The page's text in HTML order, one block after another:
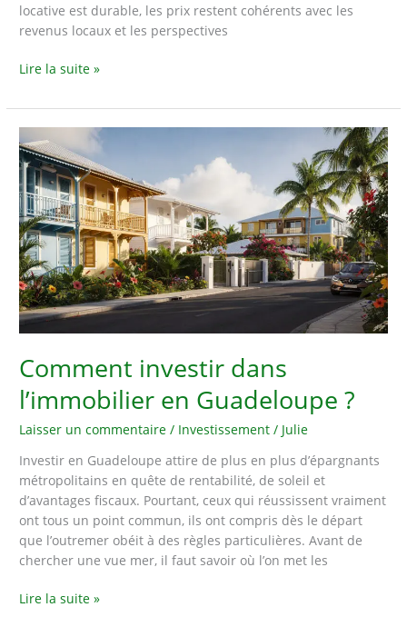
locative est durable, les prix restent cohérents avec les
revenus locaux et les perspectives
Comment
un
bon
secteur
pour
investir
en
France
?
Lire la suite »
Comment investir dans
l’immobilier en Guadeloupe ?
Laisser un commentaire / Investissement / Julie
Investir en Guadeloupe attire de plus en plus d’épargnants
métropolitains en quête de rentabilité, de soleil et
d’avantages fiscaux. Pourtant, ceux qui réussissent vraiment
ont tous un point commun, ils ont compris dès le départ
que l’outremer obéit à des règles particulières. Avant de
chercher une vue mer, il faut savoir où l’on met les
Comment
Lire la suite »